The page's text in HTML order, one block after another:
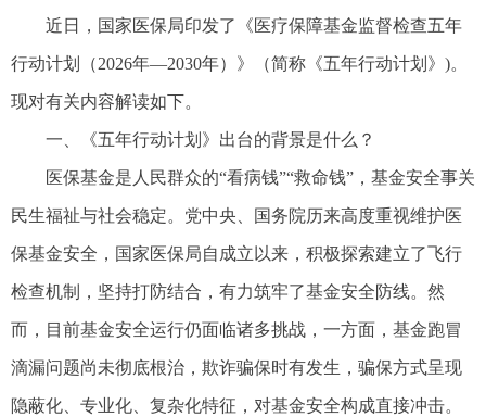
近日，国家医保局印发了《医疗保障基金监督检查五年
行动计划（2026年—2030年）》（简称《五年行动计划》)。
现对有关内容解读如下。
一、《五年行动计划》出台的背景是什么？
医保基金是人民群众的“看病钱”“救命钱”，基金安全事关
民生福祉与社会稳定。党中央、国务院历来高度重视维护医
保基金安全，国家医保局自成立以来，积极探索建立了飞行
检查机制，坚持打防结合，有力筑牢了基金安全防线。然
而，目前基金安全运行仍面临诸多挑战，一方面，基金跑冒
滴漏问题尚未彻底根治，欺诈骗保时有发生，骗保方式呈现
隐蔽化、专业化、复杂化特征，对基金安全构成直接冲击。